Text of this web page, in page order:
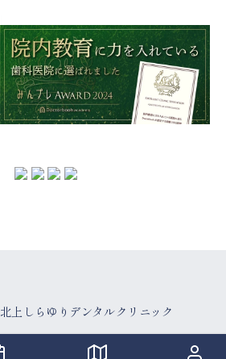
北上しらゆりデンタルクリニック